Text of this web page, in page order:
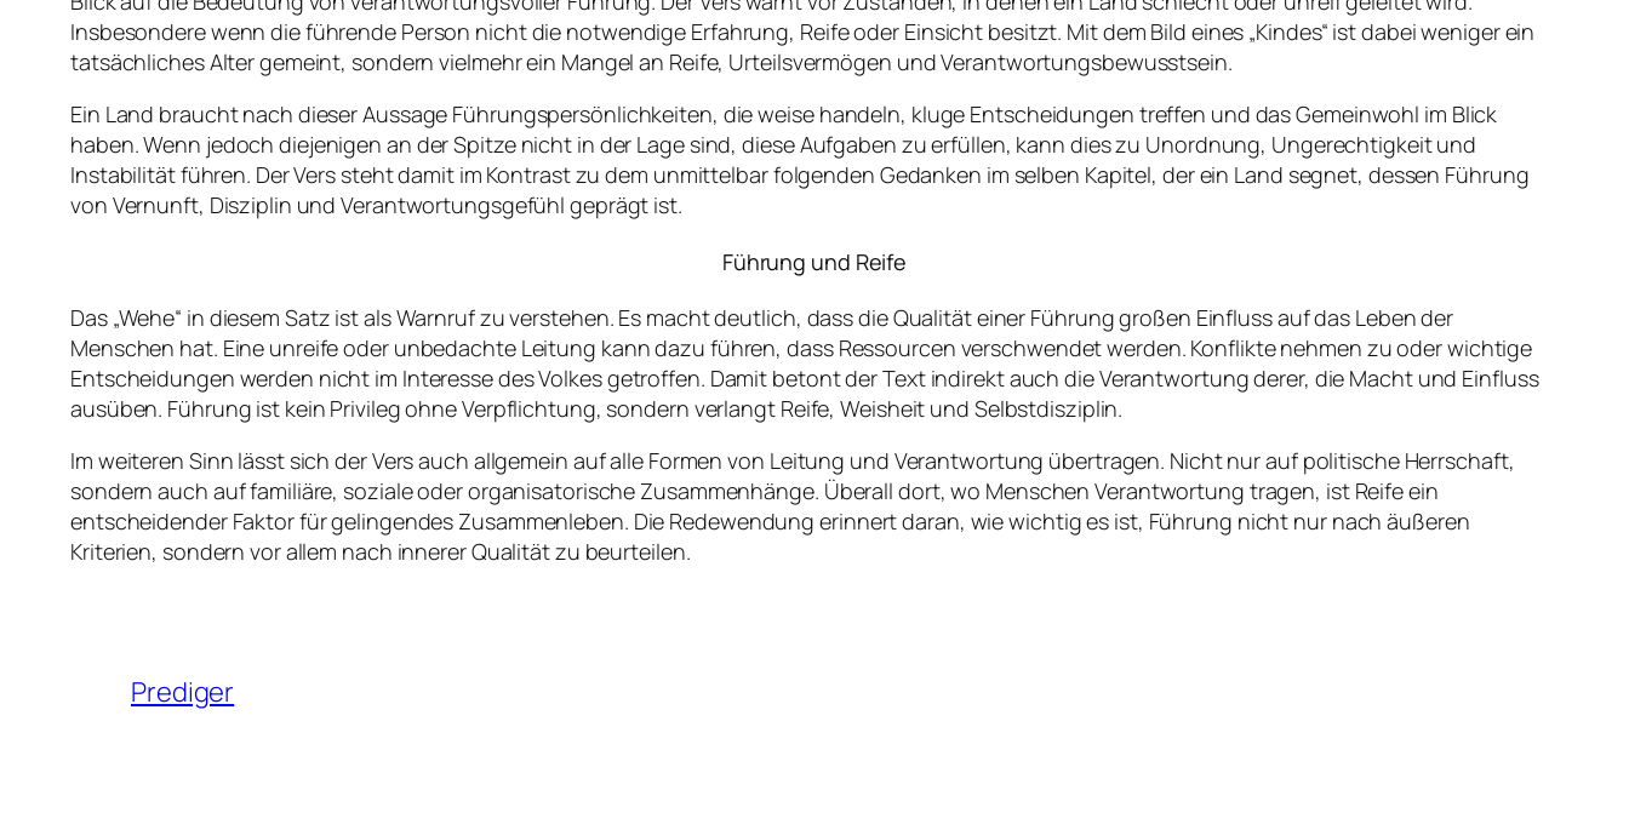
Insbesondere wenn die führende Person nicht die notwendige Erfahrung, Reife oder Einsicht besitzt. Mit dem Bild eines „Kindes“ ist dabei weniger ein
tatsächliches Alter gemeint, sondern vielmehr ein Mangel an Reife, Urteilsvermögen und Verantwortungsbewusstsein.
Ein Land braucht nach dieser Aussage Führungspersönlichkeiten, die weise handeln, kluge Entscheidungen treffen und das Gemeinwohl im Blick
haben. Wenn jedoch diejenigen an der Spitze nicht in der Lage sind, diese Aufgaben zu erfüllen, kann dies zu Unordnung, Ungerechtigkeit und
Instabilität führen. Der Vers steht damit im Kontrast zu dem unmittelbar folgenden Gedanken im selben Kapitel, der ein Land segnet, dessen Führung
von Vernunft, Disziplin und Verantwortungsgefühl geprägt ist.
Führung und Reife
Das „Wehe“ in diesem Satz ist als Warnruf zu verstehen. Es macht deutlich, dass die Qualität einer Führung großen Einfluss auf das Leben der
Menschen hat. Eine unreife oder unbedachte Leitung kann dazu führen, dass Ressourcen verschwendet werden. Konflikte nehmen zu oder wichtige
Entscheidungen werden nicht im Interesse des Volkes getroffen. Damit betont der Text indirekt auch die Verantwortung derer, die Macht und Einfluss
ausüben. Führung ist kein Privileg ohne Verpflichtung, sondern verlangt Reife, Weisheit und Selbstdisziplin.
Im weiteren Sinn lässt sich der Vers auch allgemein auf alle Formen von Leitung und Verantwortung übertragen. Nicht nur auf politische Herrschaft,
sondern auch auf familiäre, soziale oder organisatorische Zusammenhänge. Überall dort, wo Menschen Verantwortung tragen, ist Reife ein
entscheidender Faktor für gelingendes Zusammenleben. Die Redewendung erinnert daran, wie wichtig es ist, Führung nicht nur nach äußeren
Kriterien, sondern vor allem nach innerer Qualität zu beurteilen.
Prediger